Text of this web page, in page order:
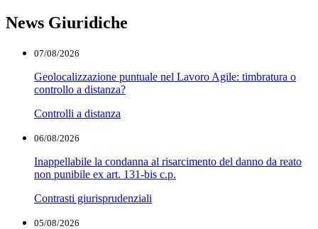
News Giuridiche
07/08/2026
Geolocalizzazione puntuale nel Lavoro Agile: timbratura o
controllo a distanza?
Controlli a distanza
06/08/2026
Inappellabile la condanna al risarcimento del danno da reato
non punibile ex art. 131-bis c.p.
Contrasti giurisprudenziali
05/08/2026